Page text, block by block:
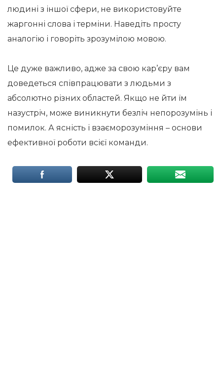
людині з іншої сфери, не використовуйте
жаргонні слова і терміни. Наведіть просту
аналогію і говоріть зрозумілою мовою.
Це дуже важливо, адже за свою кар’єру вам
доведеться співпрацювати з людьми з
абсолютно різних областей. Якщо не йти їм
назустріч, може виникнути безліч непорозумінь і
помилок. А ясність і взаєморозуміння – основи
ефективної роботи всієї команди.